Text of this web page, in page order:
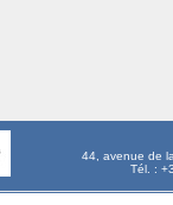
44, avenue de
Tél. :